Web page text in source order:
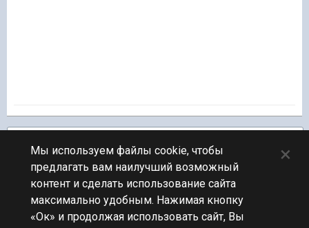
ПЕРЕЙТИ К СПИСКУ ТЕМ
Обсуждение Мира Кораблей
Мы используем файлы cookie, чтобы
предлагать вам наилучший возможный
контент и сделать использование сайта
максимально удобным. Нажимая кнопку
«Ок» и продолжая использовать сайт, Вы
×